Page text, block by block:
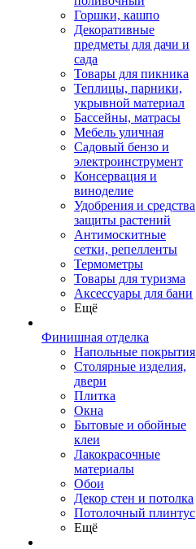
Горшки, кашпо
Декоративные
предметы для дачи и
сада
Товары для пикника
Теплицы, парники,
укрывной материал
Бассейны, матрасы
Мебель уличная
Садовый бензо и
электроинструмент
Консервация и
виноделие
Удобрения и средства
защиты растений
Антимоскитные
сетки, репелленты
Термометры
Товары для туризма
Аксессуары для бани
Ещё
Финишная отделка
Напольные покрытия
Столярные изделия,
двери
Плитка
Окна
Бытовые и обойные
клеи
Лакокрасочные
материалы
Обои
Декор стен и потолка
Потолочный плинтус
Ещё